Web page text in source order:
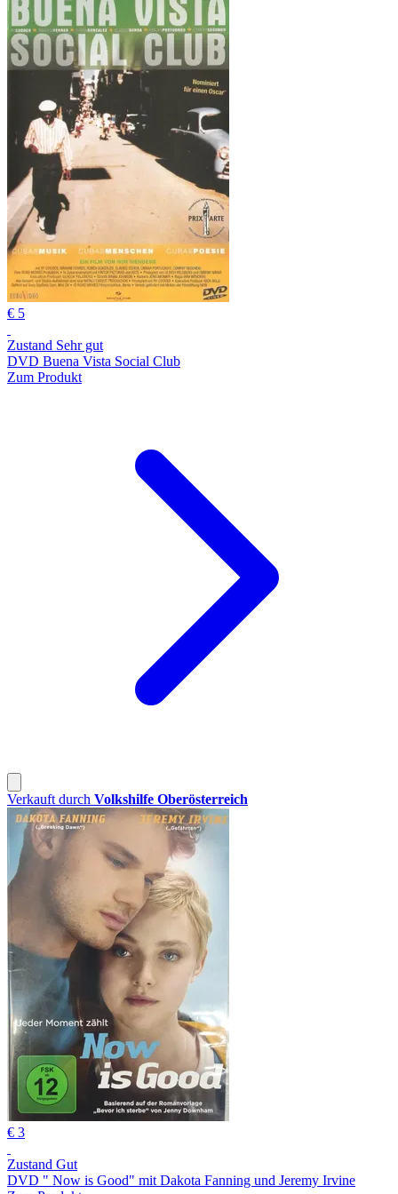
€ 5
Zustand Sehr gut
DVD Buena Vista Social Club
Zum Produkt
Verkauft durch Volkshilfe Oberösterreich
€ 3
Zustand Gut
DVD " Now is Good" mit Dakota Fanning und Jeremy Irvine